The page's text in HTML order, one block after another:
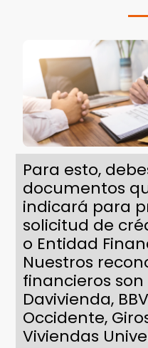
Para esto,
documentos
indicará para
solicitud de
o Entidad
Nuestros
financieros
Davivienda,
Occidente,
Viviendas